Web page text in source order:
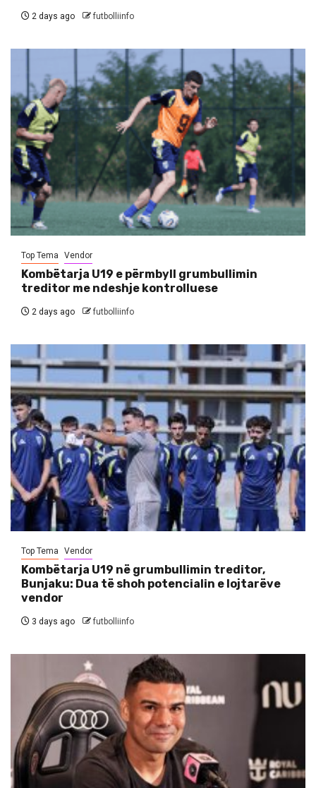
2 days ago futbolliinfo
Top Tema Vendor
Kombëtarja U19 e përmbyll grumbullimin
treditor me ndeshje kontrolluese
2 days ago futbolliinfo
Top Tema Vendor
Kombëtarja U19 në grumbullimin treditor,
Bunjaku: Dua të shoh potencialin e lojtarëve
vendor
3 days ago futbolliinfo